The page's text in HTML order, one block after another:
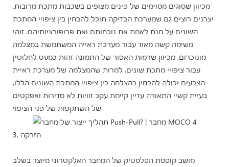
מכיוון שסוגים מסוימים של פינים מצופים בשכבות מתכת מרובות,
יצרנים רוצים גם שמערכת הבדיקה תוכל להבחין בין ציפויי המתכת
השונים על מנת לאמת את נוכחותם ואת פרופורציותיהם. זוהי
משימה קשה מאוד עבור מערכת ראייה המשתמשת במצלמה
מונוכרום, מכיוון שרמות האפור של התמונה זהות כמעט לחלוטין
עבור ציפויי מתכת שונים. למרות שהמצלמה של מערכת ראיית
הצבעים יכולה להבחין בהצלחה בין ציפויי המתכת השונים הללו,
בעיית קשיי התאורה עדיין קיימת עקב זוויות לא סדירות ואפקטים
של השתקפות של פני הציפוי.
3. הזרקה
מושב קופסת הפלסטיק של המחבר האלקטרוני מיוצר בשלב